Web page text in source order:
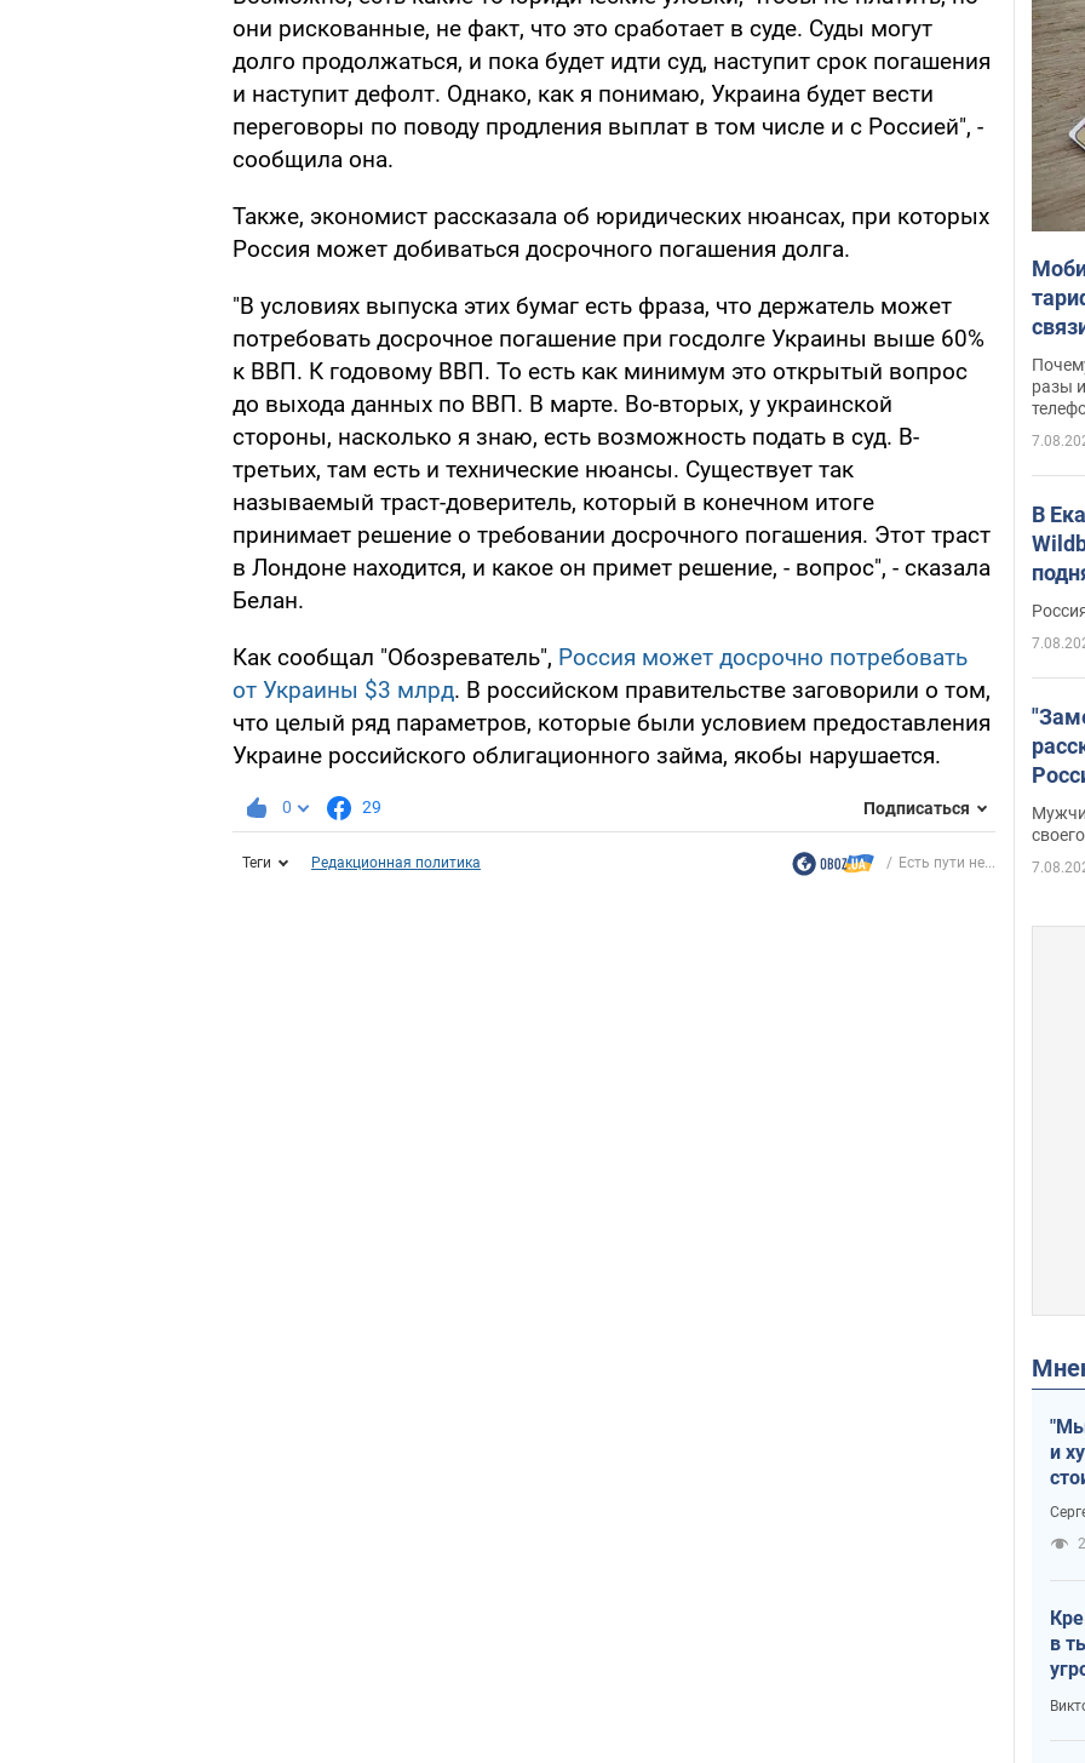
они рискованные, не факт, что это сработает в суде. Суды могут
долго продолжаться, и пока будет идти суд, наступит срок погашения
и наступит дефолт. Однако, как я понимаю, Украина будет вести
переговоры по поводу продления выплат в том числе и с Россией", -
сообщила она.
Также, экономист рассказала об юридических нюансах, при которых
Россия может добиваться досрочного погашения долга.
"В условиях выпуска этих бумаг есть фраза, что держатель может
потребовать досрочное погашение при госдолге Украины выше 60%
к ВВП. К годовому ВВП. То есть как минимум это открытый вопрос
до выхода данных по ВВП. В марте. Во-вторых, у украинской
стороны, насколько я знаю, есть возможность подать в суд. В-
третьих, там есть и технические нюансы. Существует так
называемый траст-доверитель, который в конечном итоге
принимает решение о требовании досрочного погашения. Этот траст
в Лондоне находится, и какое он примет решение, - вопрос", - сказала
Белан.
Как сообщал "Обозреватель", Россия может досрочно потребовать
от Украины $3 млрд. В российском правительстве заговорили о том,
что целый ряд параметров, которые были условием предоставления
Украине российского облигационного займа, якобы нарушается.
0 29 Подписаться
Теги Редакционная политика Есть пути не...
разы
В
Фото
и
в